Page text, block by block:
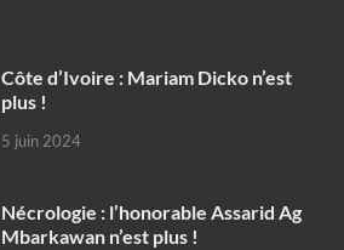
Côte d’Ivoire : Mariam Dicko n’est
plus !
5 juin 2024
Nécrologie : l’honorable Assarid Ag
Mbarkawan n’est plus !